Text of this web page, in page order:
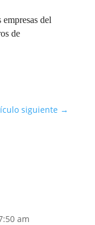
del
de
siguiente →
am